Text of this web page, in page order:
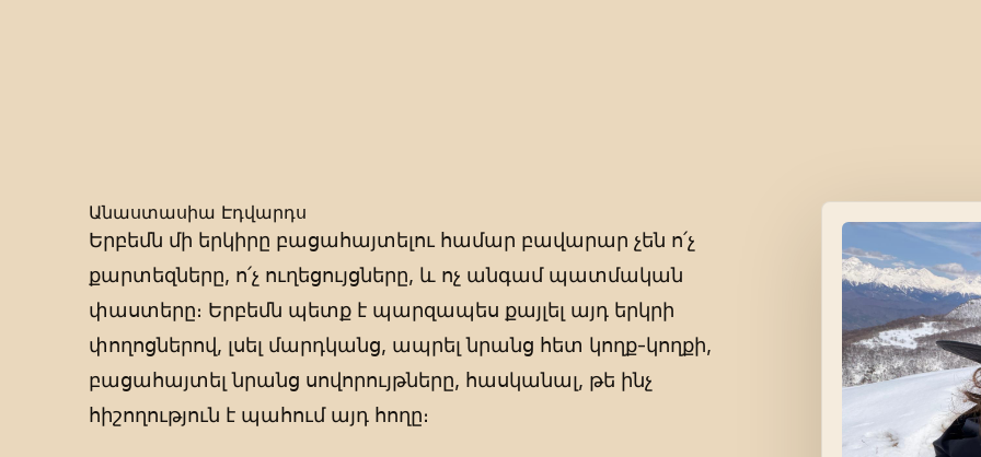
Անաստասիա Էդվարդս
Երբեմն մի երկիրը բացահայտելու համար բավարար չեն ո՛չ
քարտեզները, ո՛չ ուղեցույցները, և ոչ անգամ պատմական
փաստերը։ Երբեմն պետք է պարզապես քայլել այդ երկրի
փողոցներով, լսել մարդկանց, ապրել նրանց հետ կողք-կողքի,
բացահայտել նրանց սովորույթները, հասկանալ, թե ինչ
հիշողություն է պահում այդ հողը։